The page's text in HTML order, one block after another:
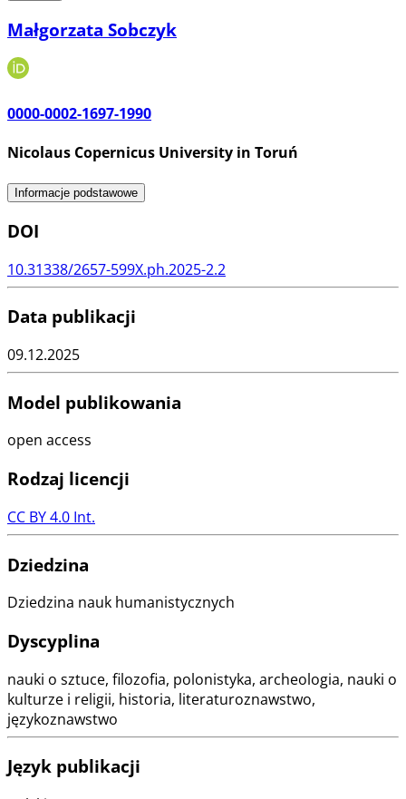
Małgorzata Sobczyk
0000-0002-1697-1990
Nicolaus Copernicus University in Toruń
Informacje podstawowe
DOI
10.31338/2657-599X.ph.2025-2.2
Data publikacji
09.12.2025
Model publikowania
open access
Rodzaj licencji
CC BY 4.0 Int.
Dziedzina
Dziedzina nauk humanistycznych
Dyscyplina
nauki o sztuce, filozofia, polonistyka, archeologia, nauki o
kulturze i religii, historia, literaturoznawstwo,
językoznawstwo
Język publikacji